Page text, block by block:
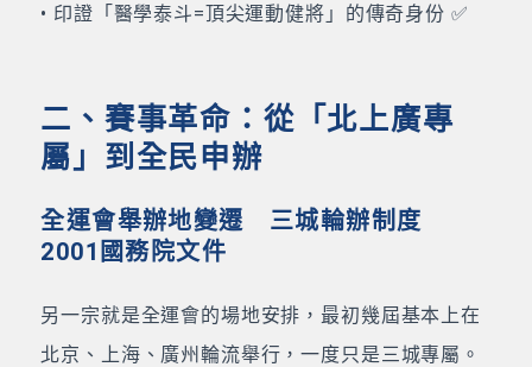
• 印證「醫學泰斗=頂尖運動健將」的傳奇身份 ✅
二、賽事革命：從「北上廣專
屬」到全民申辦
全運會舉辦地變遷 三城輪辦制度
2001國務院文件
另一宗就是全運會的場地安排，最初幾屆基本上在
北京、上海、廣州輪流舉行，一度只是三城專屬。